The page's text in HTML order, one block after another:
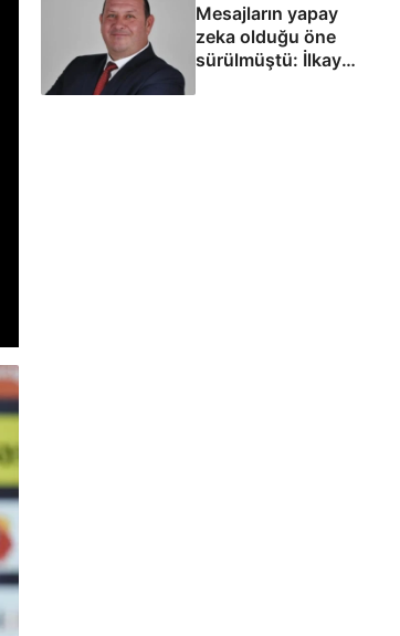
Mesajların yapay
zeka olduğu öne
sürülmüştü: İlkay